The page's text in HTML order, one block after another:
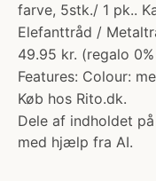
farve, 5stk./ 1 pk..
Elefanttråd /
49.95 kr. (regalo
Features: Colour:
Køb hos Rito.dk.
Dele af indholdet
med hjælp fra AI.